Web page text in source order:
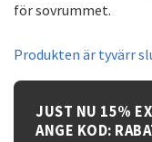
för sovrummet.
Produkten är tyvärr
JUST NU 15%
ANGE KOD: